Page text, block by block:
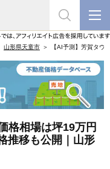
山形県天童市 【AI予測】芳賀タ
格相場は坪19万円
推移も公開｜山形